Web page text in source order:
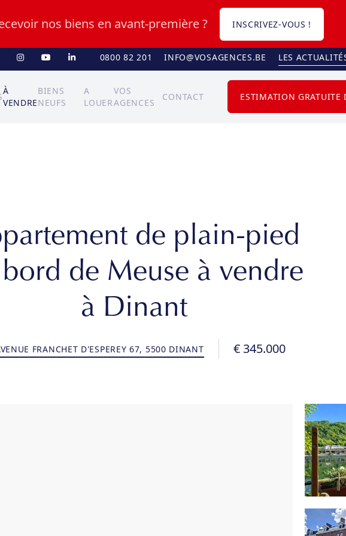
nos biens en avant-première ? INSCRIVEZ-VOUS !
0800 82 201 INFO@VOSAGENCES.BE LES
À
VENDRE
BIENS
NEUFS
A
LOUER
VOS
AGENCES
CONTACT ESTIMATION
de plain-pied
de Meuse à vendre
à Dinant
FRANCHET D'ESPEREY 67, 5500 DINANT € 345.000